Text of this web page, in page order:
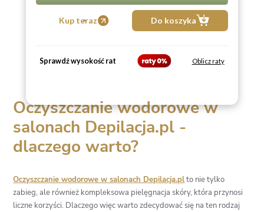
kremu indywidualnie dobranego do potrzeb
Kup teraz Do koszyka
Sprawdź wysokość rat Oblicz raty
Oczyszczanie wodorowe w
salonach Depilacja.pl -
dlaczego warto?
Oczyszczanie wodorowe w salonach Depilacja.plto nie tylko
zabieg, ale również kompleksowa pielęgnacja skóry, która przynosi
liczne korzyści. Dlaczego więc warto zdecydować się na ten rodzaj